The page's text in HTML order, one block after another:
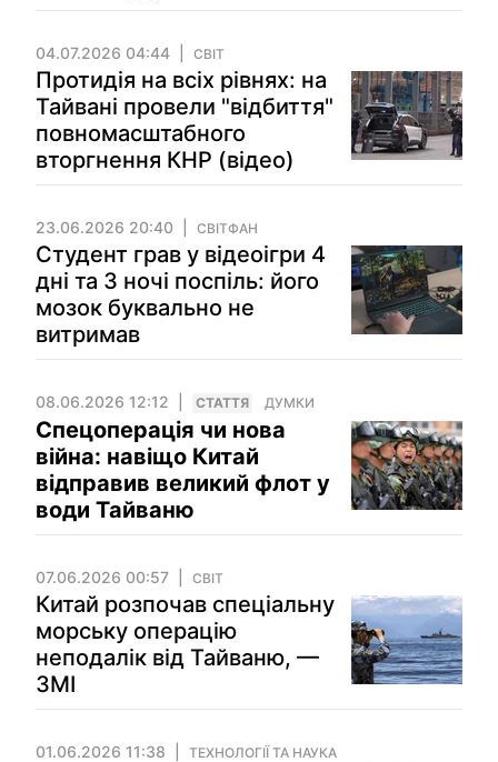
04.07.2026 04:44 СВІТ
Протидія на всіх рівнях: на
Тайвані провели "відбиття"
повномасштабного
вторгнення КНР (відео)
23.06.2026 20:40 СВІТФАН
Студент грав у відеоігри 4
дні та 3 ночі поспіль: його
мозок буквально не
витримав
08.06.2026 12:12 СТАТТЯ ДУМКИ
Спецоперація чи нова
війна: навіщо Китай
відправив великий флот у
води Тайваню
07.06.2026 00:57 СВІТ
Китай розпочав спеціальну
морську операцію
неподалік від Тайваню, —
ЗМІ
01.06.2026 11:38 ТЕХНОЛОГІЇ ТА НАУКА